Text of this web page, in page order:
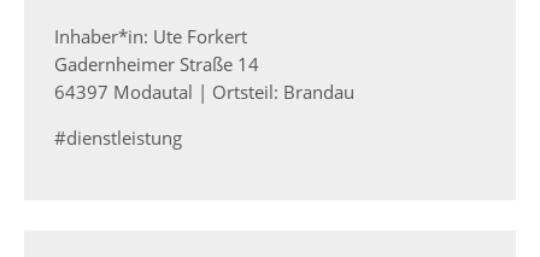
Inhaber*in: Ute Forkert
Gadernheimer Straße 14
64397 Modautal | Ortsteil: Brandau
#dienstleistung